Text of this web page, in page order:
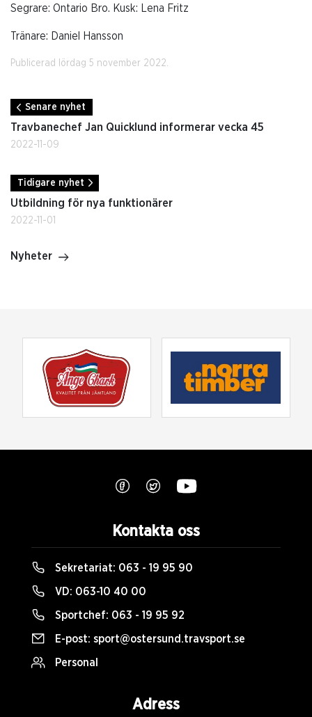
Segrare: Ontario Bro. Kusk: Lena Fritz
Tränare: Daniel Hansson
Publicerad lördag 5 november 2022.
Senare nyhet
Travbanechef Jan Quicklund informerar vecka 45
2022-11-09
Tidigare nyhet
Utbildning för nya funktionärer
2022-11-01
Nyheter
Kontakta oss
Sekretariat: 063 - 19 95 90
VD: 063-10 40 00
Sportchef: 063 - 19 95 92
E-post: sport@ostersund.travsport.se
Personal
Adress